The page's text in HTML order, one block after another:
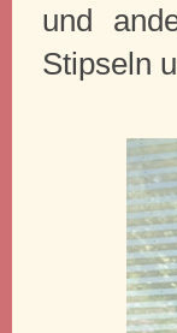
und
Stipseln